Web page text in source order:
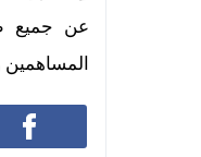
عن جميع
المساهمين